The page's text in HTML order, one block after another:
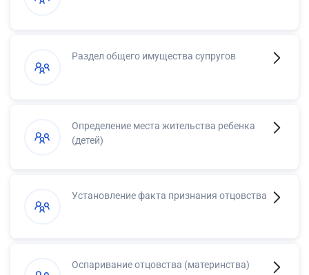
Раздел общего имущества супругов
Определение места жительства ребенка
(детей)
Установление факта признания отцовства
Оспаривание отцовства (материнства)